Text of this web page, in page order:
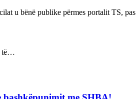
u bënë publike përmes portalit TS, pas
të…